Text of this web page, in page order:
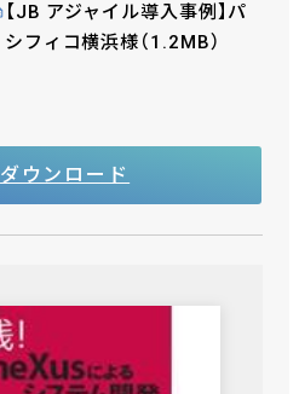
【JB アジャイル導入事例】パ
シフィコ横浜様（1.2MB）
ダウンロード